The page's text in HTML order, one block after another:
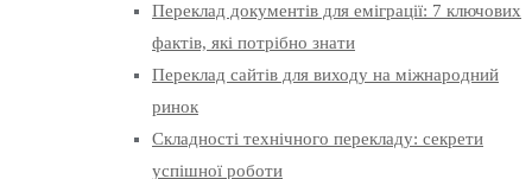
Переклад документів для еміграції: 7 ключових
фактів, які потрібно знати
Переклад сайтів для виходу на міжнародний
ринок
Складності технічного перекладу: секрети
успішної роботи